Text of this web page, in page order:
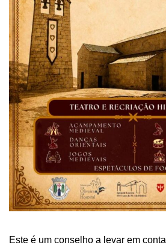
Este é um conselho a levar em conta